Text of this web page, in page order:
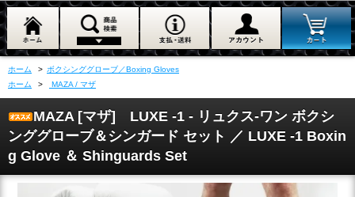
ホーム > ボクシンググローブ／Boxing Gloves
ホーム
> MAZA / マザ
MAZA [マザ] LUXE -1 - リュクス-ワン ボクシ
ンググローブ＆シンガード セット ／ LUXE -1 Boxin
g Glove ＆ Shinguards Set